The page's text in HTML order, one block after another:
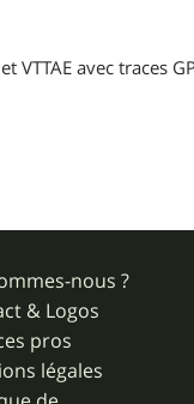
VTTAE avec traces
nous ?
& Logos
pros
légales